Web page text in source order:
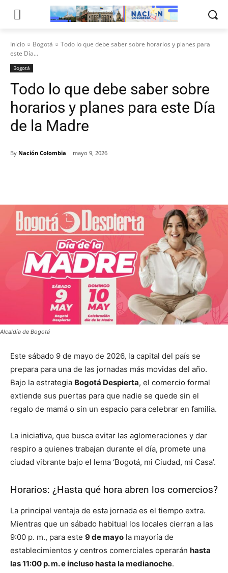
Inicio Bogotá
Todo lo que debe saber sobre horarios y planes para
este Día...
Bogotá
Todo lo que debe saber sobre
horarios y planes para este Día
de la Madre
By Nación Colombia mayo 9, 2026
Alcaldía de Bogotá
Este sábado 9 de mayo de 2026, la capital del país se
prepara para una de las jornadas más movidas del año.
Bajo la estrategia Bogotá Despierta, el comercio formal
extiende sus puertas para que nadie se quede sin el
regalo de mamá o sin un espacio para celebrar en familia.
La iniciativa, que busca evitar las aglomeraciones y dar
respiro a quienes trabajan durante el día, promete una
ciudad vibrante bajo el lema ‘Bogotá, mi Ciudad, mi Casa’.
Horarios: ¿Hasta qué hora abren los comercios?
La principal ventaja de esta jornada es el tiempo extra.
Mientras que un sábado habitual los locales cierran a las
9:00 p. m., para este 9 de mayo la mayoría de
establecimientos y centros comerciales operarán hasta
las 11:00 p. m. e incluso hasta la medianoche.